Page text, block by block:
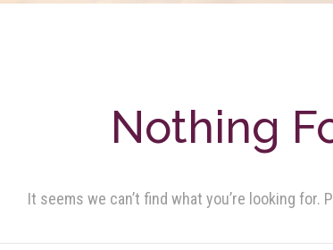
Nothing
It seems we can’t find what you’re looking for.